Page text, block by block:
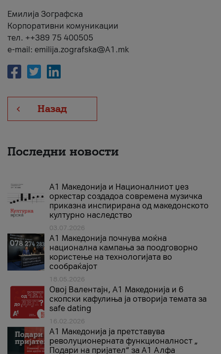
Емилија Зографска
Корпоративни комуникации
тел. ++389 75 400505
e-mail: emilija.zografska@A1.mk
Назад
Последни новости
А1 Македонија и Националниот џез
оркестар создадоа современа музичка
приказна инспирирана од македонското
културно наследство
03.07.2026
A1 Македонија почнува моќна
национална кампања за поодговорно
користење на технологијата во
сообраќајот
18.05.2026
Овој Валентајн, A1 Македонија и 6
скопски кафулиња ја отворија темата за
safe dating
16.02.2026
А1 Македонија ја претставува
револуционерната функционалност „
Подари на пријател“ за А1 Алфа